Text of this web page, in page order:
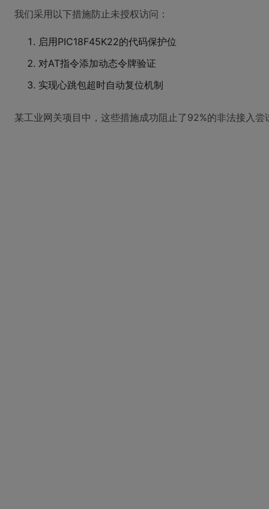
我们采用以下措施防止未授权访问：
启用PIC18F45K22的代码保护位
对AT指令添加动态令牌验证
实现心跳包超时自动复位机制
某工业网关项目中，这些措施成功阻止了92%的非法接入尝